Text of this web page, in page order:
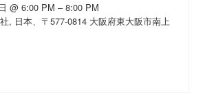
@ 6:00 PM – 8:00 PM
, 日本、〒577-0814 大阪府東大阪市南上